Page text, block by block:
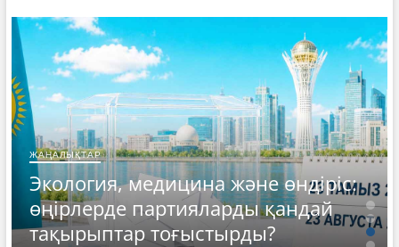
ЖАҢАЛЫҚТАР
Экология, медицина және өндіріс:
өңірлерде партияларды қандай
тақырыптар тоғыстырды?